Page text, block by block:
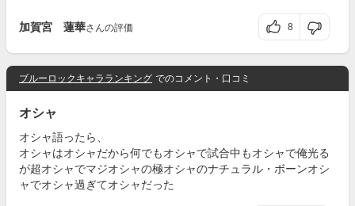
加賀宮 蓮華さんの評価 8
ブルーロックキャラランキング でのコメント・口コミ
オシャ
オシャ語ったら、
オシャはオシャだから何でもオシャで試合中もオシャで俺光る
が超オシャでマジオシャの極オシャのナチュラル・ボーンオシ
ャでオシャ過ぎてオシャだった